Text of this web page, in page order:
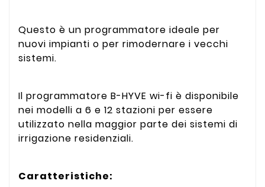
Questo è un programmatore ideale per
nuovi impianti o per rimodernare i vecchi
sistemi.
Il programmatore B-HYVE wi-fi è disponibile
nei modelli a 6 e 12 stazioni per essere
utilizzato nella maggior parte dei sistemi di
irrigazione residenziali.
Caratteristiche: